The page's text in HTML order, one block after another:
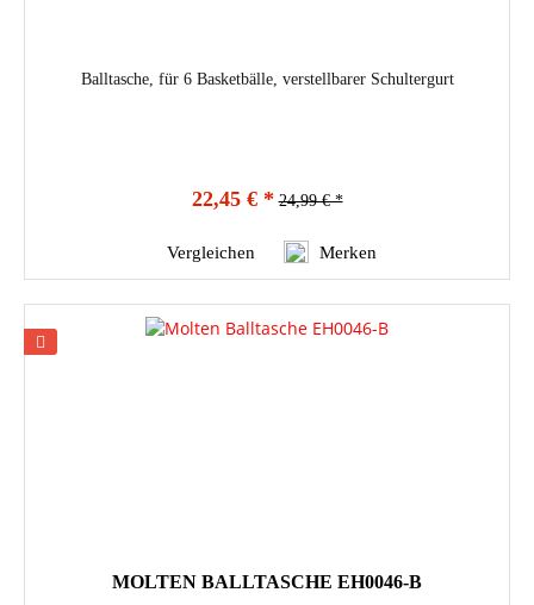
Balltasche, für 6 Basketbälle, verstellbarer Schultergurt
22,45 € * 24,99 € *
Vergleichen Merken
MOLTEN BALLTASCHE EH0046-B